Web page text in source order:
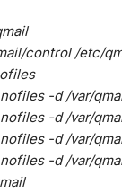
control /etc/
-d /var/
-d /var/
-d /var/
-d /var/